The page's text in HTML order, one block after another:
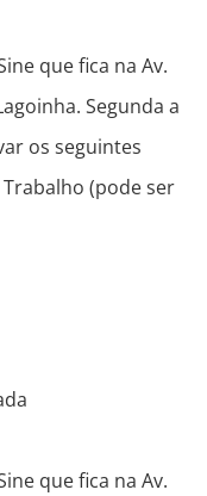
que fica na Av.
Segunda a
os seguintes
Trabalho (pode ser
que fica na Av.